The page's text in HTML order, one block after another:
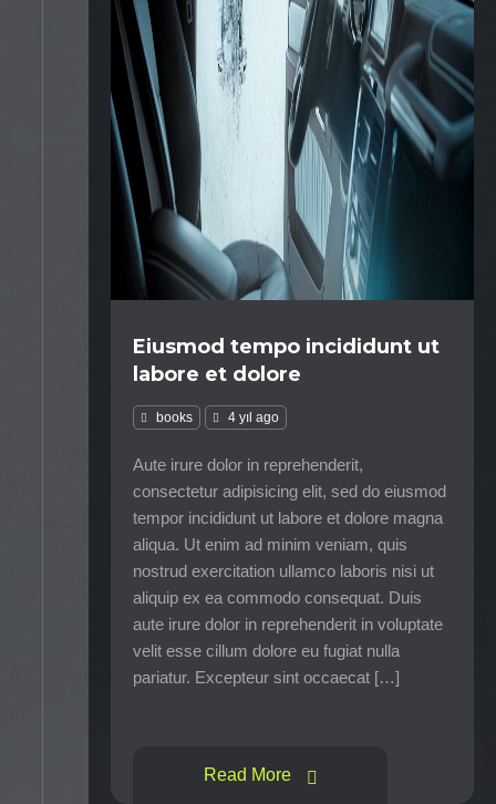
Eiusmod tempo incididunt ut
labore et dolore
books 4 yıl ago
Aute irure dolor in reprehenderit,
consectetur adipisicing elit, sed do eiusmod
tempor incididunt ut labore et dolore magna
aliqua. Ut enim ad minim veniam, quis
nostrud exercitation ullamco laboris nisi ut
aliquip ex ea commodo consequat. Duis
aute irure dolor in reprehenderit in voluptate
velit esse cillum dolore eu fugiat nulla
pariatur. Excepteur sint occaecat […]
Read More